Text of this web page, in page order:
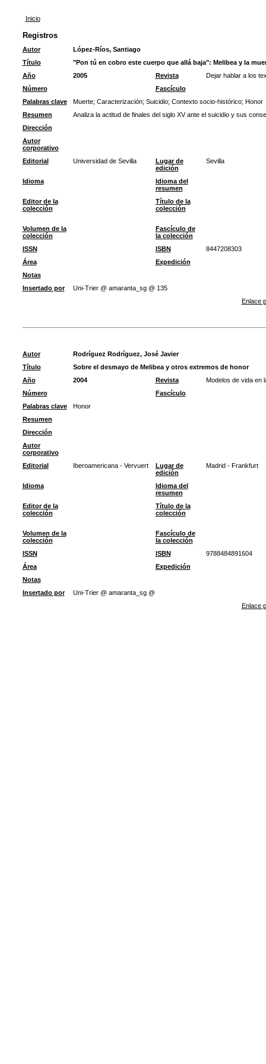
Inicio
Registros
Autor
López-Ríos, Santiago
Título
"Pon tú en cobro este cuerpo que allá baja": Melibea y la
Año
2005 Revista
Dejar hablar a los
Número
Fascículo
Palabras clave
Muerte; Caracterización; Suicidio; Contexto socio-histórico; Honor
Resumen
Analiza la actitud de finales del siglo XV ante el suicidio y sus
Dirección
Autor
corporativo
Editorial
Universidad de Sevilla
Lugar de
edición
Sevilla
Idioma
Idioma del
resumen
Editor de la
colección
Título de la
colección
Volumen de la
colección
Fascículo de
la colección
ISSN
ISBN
8447208303
Área
Expedición
Notas
Insertado por
Uni-Trier @ amaranta_sg @ 135
Enlace
Autor
Rodríguez Rodríguez, José Javier
Título
Sobre el desmayo de Melibea y otros extremos de honor
Año
2004 Revista
Modelos de vida en
Número
Fascículo
Palabras clave
Honor
Resumen
Dirección
Autor
corporativo
Editorial
Iberoamericana - Vervuert
Lugar de
edición
Madrid - Frankfurt
Idioma
Idioma del
resumen
Editor de la
colección
Título de la
colección
Volumen de la
colección
Fascículo de
la colección
ISSN
ISBN
9788484891604
Área
Expedición
Notas
Insertado por
Uni-Trier @ amaranta_sg @
Enlace